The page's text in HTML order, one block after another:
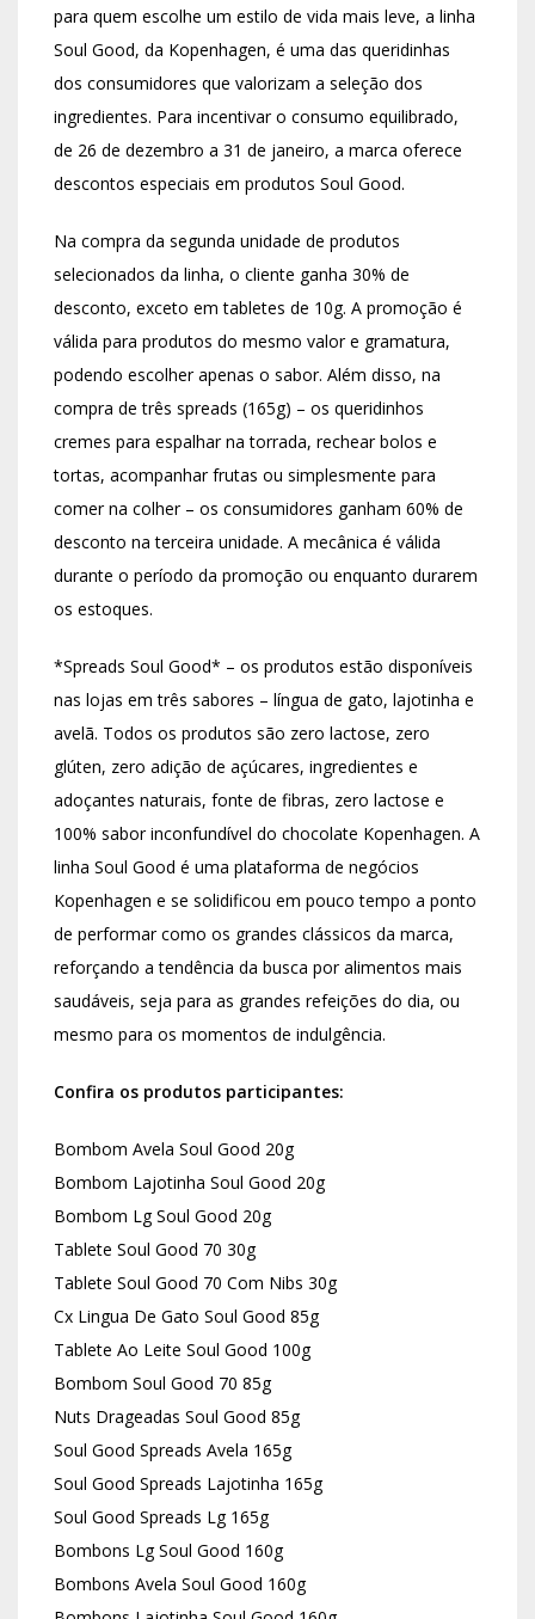
para quem escolhe um estilo de vida mais leve, a linha
Soul Good, da Kopenhagen, é uma das queridinhas
dos consumidores que valorizam a seleção dos
ingredientes. Para incentivar o consumo equilibrado,
de 26 de dezembro a 31 de janeiro, a marca oferece
descontos especiais em produtos Soul Good.
Na compra da segunda unidade de produtos
selecionados da linha, o cliente ganha 30% de
desconto, exceto em tabletes de 10g. A promoção é
válida para produtos do mesmo valor e gramatura,
podendo escolher apenas o sabor. Além disso, na
compra de três spreads (165g) – os queridinhos
cremes para espalhar na torrada, rechear bolos e
tortas, acompanhar frutas ou simplesmente para
comer na colher – os consumidores ganham 60% de
desconto na terceira unidade. A mecânica é válida
durante o período da promoção ou enquanto durarem
os estoques.
*Spreads Soul Good* – os produtos estão disponíveis
nas lojas em três sabores – língua de gato, lajotinha e
avelã. Todos os produtos são zero lactose, zero
glúten, zero adição de açúcares, ingredientes e
adoçantes naturais, fonte de fibras, zero lactose e
100% sabor inconfundível do chocolate Kopenhagen. A
linha Soul Good é uma plataforma de negócios
Kopenhagen e se solidificou em pouco tempo a ponto
de performar como os grandes clássicos da marca,
reforçando a tendência da busca por alimentos mais
saudáveis, seja para as grandes refeições do dia, ou
mesmo para os momentos de indulgência.
Confira os produtos participantes:
Bombom Avela Soul Good 20g
Bombom Lajotinha Soul Good 20g
Bombom Lg Soul Good 20g
Tablete Soul Good 70 30g
Tablete Soul Good 70 Com Nibs 30g
Cx Lingua De Gato Soul Good 85g
Tablete Ao Leite Soul Good 100g
Bombom Soul Good 70 85g
Nuts Drageadas Soul Good 85g
Soul Good Spreads Avela 165g
Soul Good Spreads Lajotinha 165g
Soul Good Spreads Lg 165g
Bombons Lg Soul Good 160g
Bombons Avela Soul Good 160g